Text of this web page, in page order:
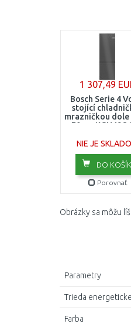
1 307,49
Bosch Serie 4
stojící
mrazničkou dole
70 cm
NIE JE
DO
Porovnať
Obrázky sa môžu
Parametry
Trieda
Farba